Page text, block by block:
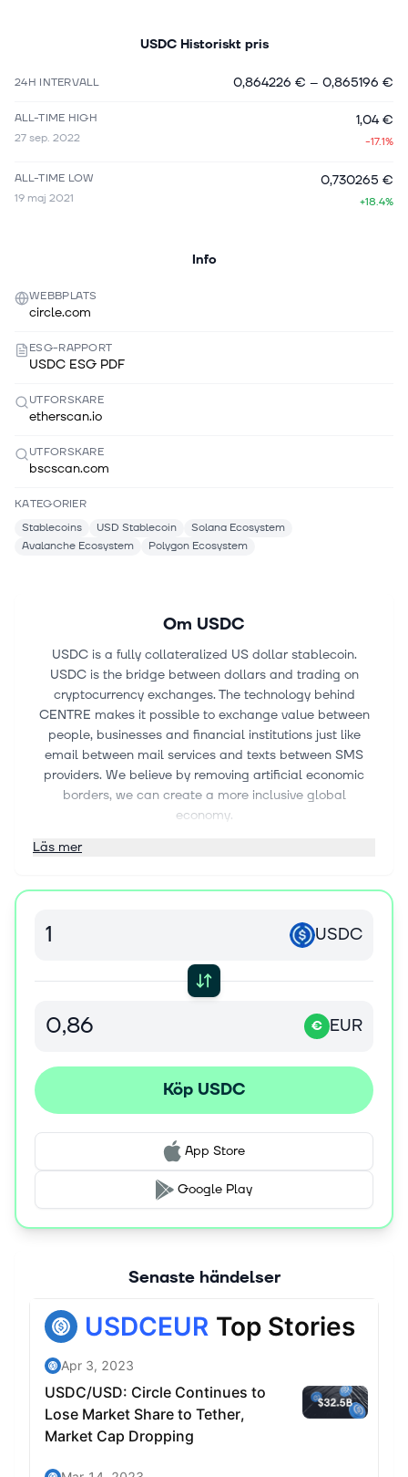
USDC Historiskt pris
24H INTERVALL 0,864226 € – 0,865196 €
ALL-TIME HIGH
27 sep. 2022
1,04 €
-17.1%
ALL-TIME LOW
19 maj 2021
0,730265 €
+18.4%
Info
WEBBPLATS
circle.com
ESG-RAPPORT
USDC ESG PDF
UTFORSKARE
etherscan.io
UTFORSKARE
bscscan.com
KATEGORIER
Stablecoins
USD Stablecoin
Solana Ecosystem
Avalanche Ecosystem
Polygon Ecosystem
Om USDC
USDC is a fully collateralized US dollar stablecoin.
USDC is the bridge between dollars and trading on
cryptocurrency exchanges. The technology behind
CENTRE makes it possible to exchange value between
people, businesses and financial institutions just like
email between mail services and texts between SMS
providers. We believe by removing artificial economic
borders, we can create a more inclusive global
economy.
Läs mer
USDC
€ EUR
Köp USDC
App Store
Google Play
Senaste händelser